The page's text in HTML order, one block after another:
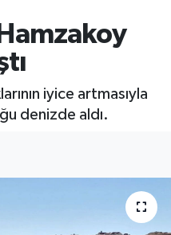
iyice artmasıyla
denizde aldı.
ve Fikstür